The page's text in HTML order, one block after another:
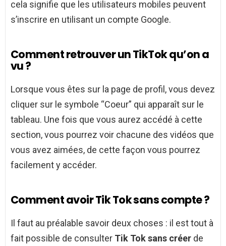
cela signifie que les utilisateurs mobiles peuvent
s’inscrire en utilisant un compte Google.
Comment retrouver un TikTok qu’on a
vu ?
Lorsque vous êtes sur la page de profil, vous devez
cliquer sur le symbole “Coeur” qui apparaît sur le
tableau. Une fois que vous aurez accédé à cette
section, vous pourrez voir chacune des vidéos que
vous avez aimées, de cette façon vous pourrez
facilement y accéder.
Comment avoir Tik Tok sans compte ?
Il faut au préalable savoir deux choses : il est tout à
fait possible de consulter Tik Tok sans créer de